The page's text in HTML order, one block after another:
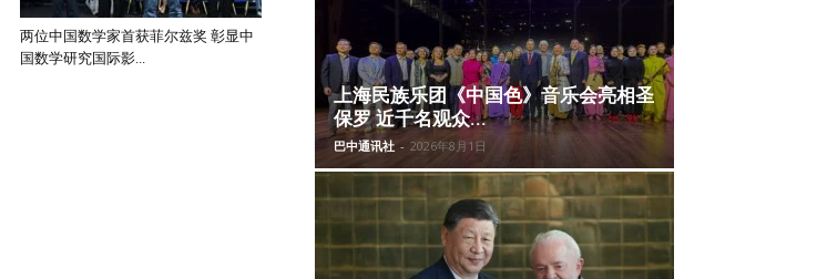
两位中国数学家首获菲尔兹奖 彰显中
国数学研究国际影...
上海民族乐团《中国色》音乐会亮相圣
保罗 近千名观众...
巴中通讯社 - 2026年8月1日